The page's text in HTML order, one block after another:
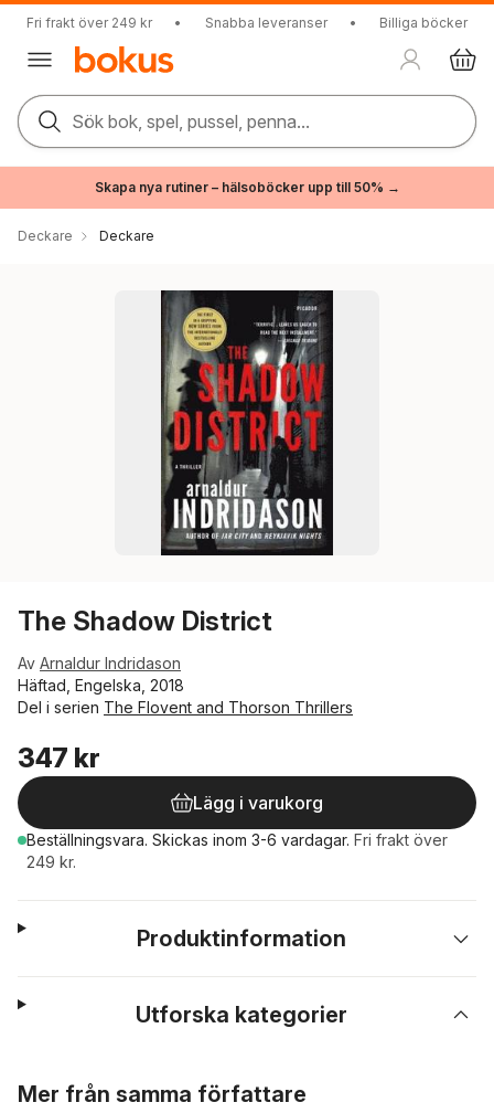
Fri frakt över 249 kr • Snabba leveranser • Billiga böcker
Sök bok, spel, pussel, penna...
Skapa nya rutiner – hälsoböcker upp till 50% →
Deckare Deckare
The Shadow District
Av Arnaldur Indridason
Häftad, Engelska, 2018
Del i serien The Flovent and Thorson Thrillers
347 kr
Lägg i varukorg
Beställningsvara. Skickas inom 3-6 vardagar. Fri frakt över
249 kr.
Produktinformation
Utforska kategorier
Mer från samma författare